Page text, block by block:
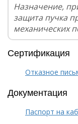
Назначение,
защита пучка
механических
Сертификация
Отказное
Документация
Паспорт на